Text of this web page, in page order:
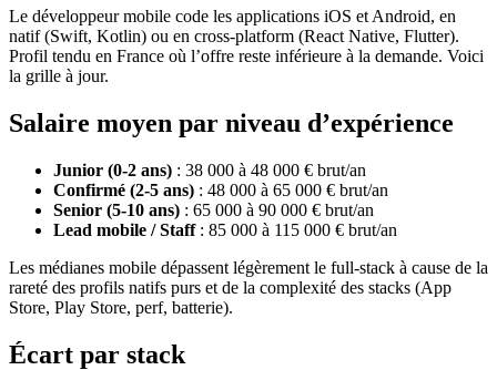
Le développeur mobile code les applications iOS et Android, en
natif (Swift, Kotlin) ou en cross-platform (React Native, Flutter).
Profil tendu en France où l’offre reste inférieure à la demande. Voici
la grille à jour.
Salaire moyen par niveau d’expérience
Junior (0-2 ans) : 38 000 à 48 000 € brut/an
Confirmé (2-5 ans) : 48 000 à 65 000 € brut/an
Senior (5-10 ans) : 65 000 à 90 000 € brut/an
Lead mobile / Staff: 85 000 à 115 000 € brut/an
Les médianes mobile dépassent légèrement le full-stack à cause de la
rareté des profils natifs purs et de la complexité des stacks (App
Store, Play Store, perf, batterie).
Écart par stack